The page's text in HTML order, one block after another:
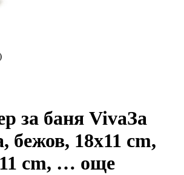
за баня VivaЗа
бежов, 18x11 cm,
cm, … още